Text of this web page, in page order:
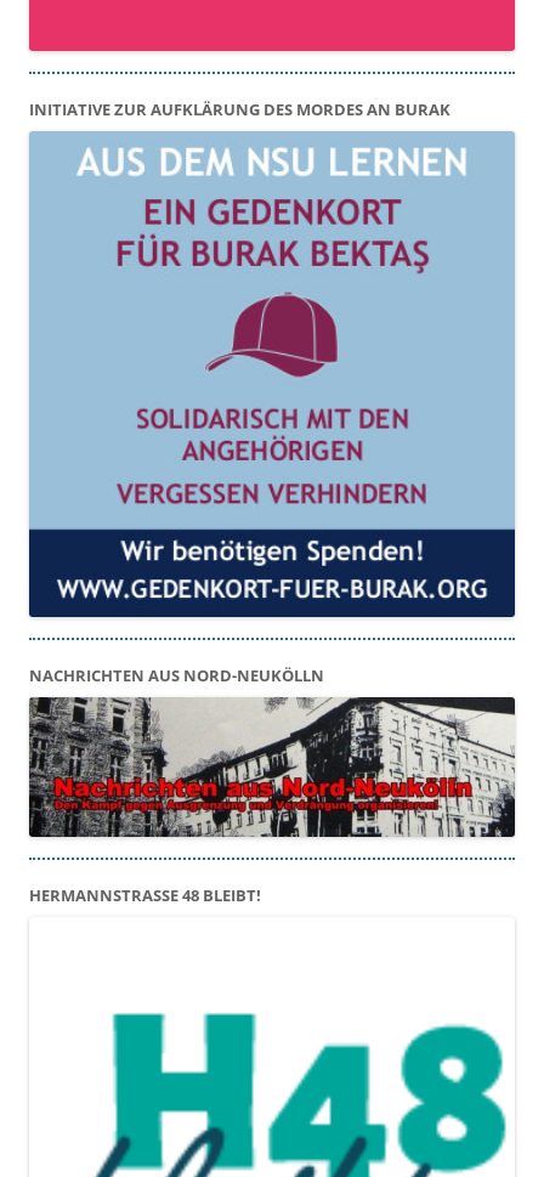
INITIATIVE ZUR AUFKLÄRUNG DES MORDES AN BURAK
NACHRICHTEN AUS NORD-NEUKÖLLN
HERMANNSTRASSE 48 BLEIBT!